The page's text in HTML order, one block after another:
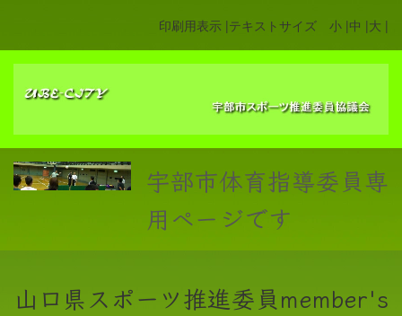
印刷用表示 |テキストサイズ 小 |中 |大 |
宇部市体育指導委員専
用ページです
山口県スポーツ推進委員member's